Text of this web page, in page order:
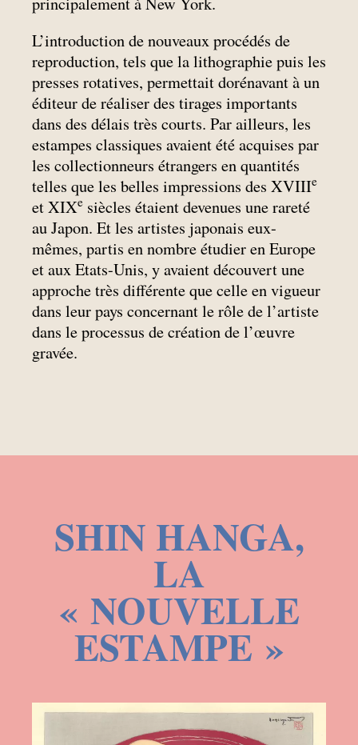
L’introduction de nouveaux procédés de
reproduction, tels que la lithographie puis les
presses rotatives, permettait dorénavant à un
éditeur de réaliser des tirages importants
dans des délais très courts. Par ailleurs, les
estampes classiques avaient été acquises par
les collectionneurs étrangers en quantités
telles que les belles impressions des XVIIIe
et XIXe siècles étaient devenues une rareté
au Japon. Et les artistes japonais eux-
mêmes, partis en nombre étudier en Europe
et aux Etats-Unis, y avaient découvert une
approche très différente que celle en vigueur
dans leur pays concernant le rôle de l’artiste
dans le processus de création de l’œuvre
gravée.
SHIN HANGA,
LA
« NOUVELLE
ESTAMPE »